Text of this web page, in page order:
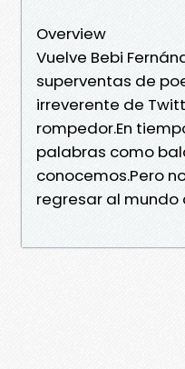
Overview
Vuelve Bebi
superventas de
irreverente de
rompedor.En
palabras como
conocemos.Pero
regresar al mundo